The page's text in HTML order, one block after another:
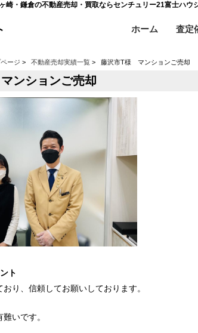
・鎌倉の不動産売却・買取ならセンチュリー21富士ハウ
ホーム 査定
ージ > 不動産売却実績一覧 > 藤沢市T様 マンションご売却
ンションご売却
ト
り、信頼してお願いしております。
いです。